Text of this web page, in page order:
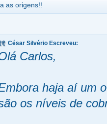
as origens!!
César Silvério Escreveu:
Carlos,
haja aí um
os níveis de